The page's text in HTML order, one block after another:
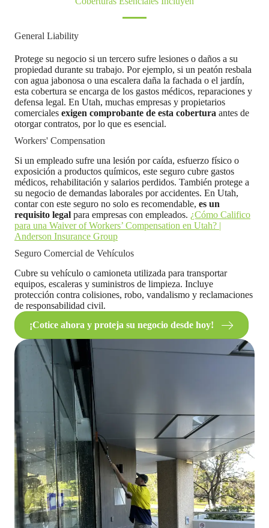
General Liability
Protege su negocio si un tercero sufre lesiones o daños a su
propiedad durante su trabajo. Por ejemplo, si un peatón resbala
con agua jabonosa o una escalera daña la fachada o el jardín,
esta cobertura se encarga de los gastos médicos, reparaciones y
defensa legal. En Utah, muchas empresas y propietarios
comerciales exigen comprobante de esta cobertura antes de
otorgar contratos, por lo que es esencial.
Workers' Compensation
Si un empleado sufre una lesión por caída, esfuerzo físico o
exposición a productos químicos, este seguro cubre gastos
médicos, rehabilitación y salarios perdidos. También protege a
su negocio de demandas laborales por accidentes. En Utah,
contar con este seguro no solo es recomendable, es un
requisito legal para empresas con empleados. ¿Cómo Califico
para una Waiver of Workers’ Compensation en Utah? |
Anderson Insurance Group
Seguro Comercial de Vehículos
Cubre su vehículo o camioneta utilizada para transportar
equipos, escaleras y suministros de limpieza. Incluye
protección contra colisiones, robo, vandalismo y reclamaciones
de responsabilidad civil.
¡Cotice ahora y proteja su negocio desde hoy!